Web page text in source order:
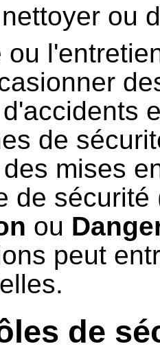
ou
ou
de
mises
de sécurité
ou
peut
de